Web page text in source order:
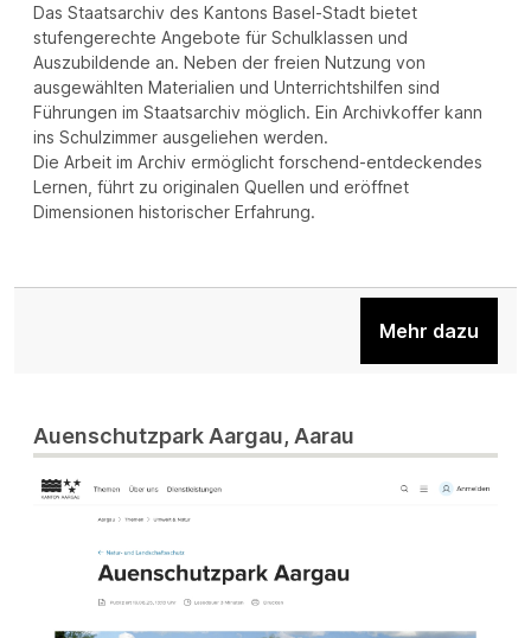
Das Staatsarchiv des Kantons Basel-Stadt bietet
stufengerechte Angebote für Schulklassen und
Auszubildende an. Neben der freien Nutzung von
ausgewählten Materialien und Unterrichtshilfen sind
Führungen im Staatsarchiv möglich. Ein Archivkoffer kann
ins Schulzimmer ausgeliehen werden.
Die Arbeit im Archiv ermöglicht forschend-entdeckendes
Lernen, führt zu originalen Quellen und eröffnet
Dimensionen historischer Erfahrung.
Mehr dazu
Auenschutzpark Aargau, Aarau